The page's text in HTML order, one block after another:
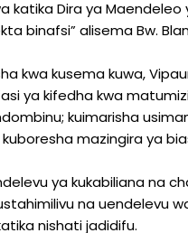
katika Dira ya
binafsi” alisema Bw.
kwa kusema kuwa,
ya kifedha kwa
kuimarisha
mazingira ya
ya kukabiliana na
na uendelevu
nishati jadidifu.